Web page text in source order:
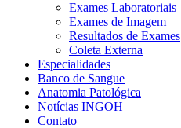
Exames Laboratoriais
Exames de Imagem
Resultados de Exames
Coleta Externa
Especialidades
Banco de Sangue
Anatomia Patológica
Notícias INGOH
Contato